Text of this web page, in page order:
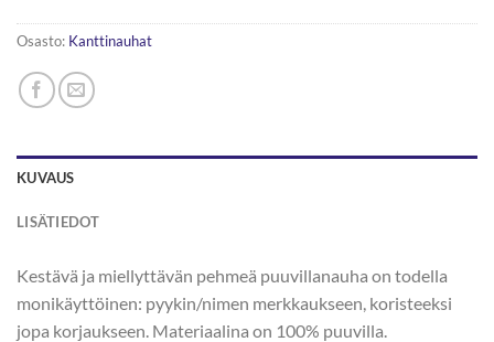
Osasto: Kanttinauhat
KUVAUS
LISÄTIEDOT
Kestävä ja miellyttävän pehmeä puuvillanauha on todella
monikäyttöinen: pyykin/nimen merkkaukseen, koristeeksi
jopa korjaukseen. Materiaalina on 100% puuvilla.